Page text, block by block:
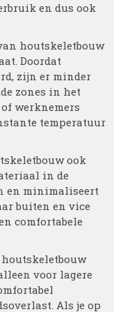
en dus ook
houtskeletbouw
Doordat
zijn er minder
zones in het
werknemers
temperatuur
ook
in de
en minimaliseert
buiten en vice
comfortabele
voor lagere
Als je op